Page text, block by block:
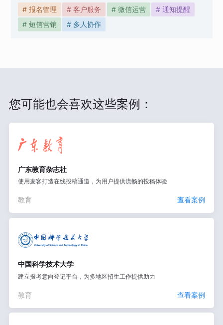
# 报名管理 # 客户服务 # 微信运营
# 通知提醒
# 短信营销
# 多人协作
您可能也会喜欢这些案例：
广东教育杂志社
使用麦客打造在线投稿通道，为用户提供流畅的投稿体验
教育 查看案例
中国科学技术大学
建立报考意向登记平台，为多地区招生工作提供助力
教育 查看案例